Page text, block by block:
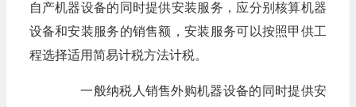
自产机器设备的同时提供安装服务，应分别核算机器
设备和安装服务的销售额，安装服务可以按照甲供工
程选择适用简易计税方法计税。
一般纳税人销售外购机器设备的同时提供安